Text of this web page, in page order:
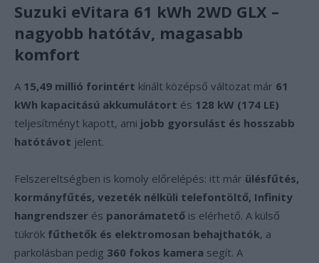
Suzuki eVitara 61 kWh 2WD GLX –
nagyobb hatótáv, magasabb
komfort
A 15,49 millió forintért kínált középső változat már 61
kWh kapacitású akkumulátort és 128 kW (174 LE)
teljesítményt kapott, ami jobb gyorsulást és hosszabb
hatótávot jelent.
Felszereltségben is komoly előrelépés: itt már ülésfűtés,
kormányfűtés, vezeték nélküli telefontöltő, Infinity
hangrendszer és panorámatető is elérhető. A külső
tükrök fűthetők és elektromosan behajthatók, a
parkolásban pedig 360 fokos kamera segít. A